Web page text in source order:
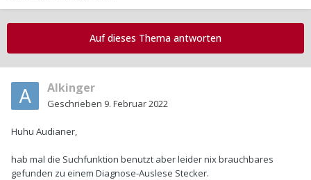
Auf dieses Thema antworten
Alkinger
Geschrieben 9. Februar 2022
Huhu Audianer,
hab mal die Suchfunktion benutzt aber leider nix brauchbares
gefunden zu einem Diagnose-Auslese Stecker.